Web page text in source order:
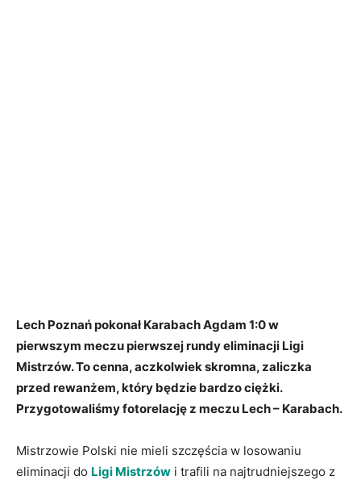
Lech Poznań pokonał Karabach Agdam 1:0 w
pierwszym meczu pierwszej rundy eliminacji Ligi
Mistrzów. To cenna, aczkolwiek skromna, zaliczka
przed rewanżem, który będzie bardzo ciężki.
Przygotowaliśmy fotorelację z meczu Lech – Karabach.
Mistrzowie Polski nie mieli szczęścia w losowaniu
eliminacji do Ligi Mistrzów i trafili na najtrudniejszego z